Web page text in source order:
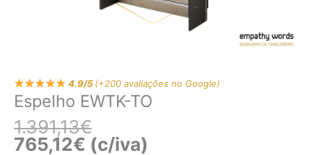
4.9/5(+200 avaliações no Google)
Espelho EWTK-TO
1.391,13€
765,12€ (c/iva)